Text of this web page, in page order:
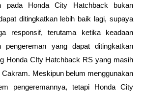
pada Honda City Hatchback bukan
ditingkatkan lebih baik lagi, supaya
responsif, terutama ketika keadaan
pengereman yang dapat ditingkatkan
Honda CIty Hatchback RS yang masih
Cakram. Meskipun belum menggunakan
pengeremannya, tetapi Honda City